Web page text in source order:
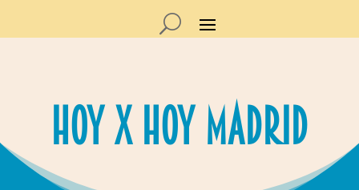
Hoy x Hoy madrid